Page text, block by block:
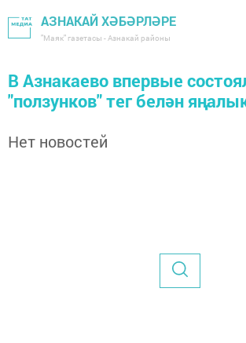
АЗНАКАЙ ХӘБӘРЛӘРЕ
"Маяк" газетасы - Азнакай районы
В Азнакаево впервые
"ползунков" тег белән
Нет новостей